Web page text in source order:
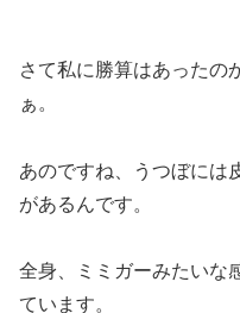
さて私に勝算はあったの
ぁ。
あのですね、うつぼには
があるんです。
全身、ミミガーみたいな
ています。